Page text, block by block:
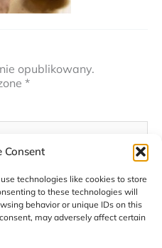
Consent
technologies like cookies to store
to these technologies will
behavior or unique IDs on this
may adversely affect certain
opublikowany.
*